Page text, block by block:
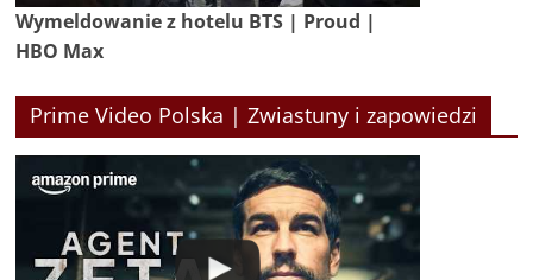
Wymeldowanie z hotelu BTS | Proud |
HBO Max
Prime Video Polska | Zwiastuny i zapowiedzi